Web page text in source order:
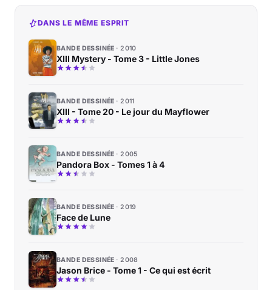
DANS LE MÊME ESPRIT
BANDE DESSINÉE 2010
XIII Mystery - Tome 3 - Little Jones
BANDE DESSINÉE 2011
XIII - Tome 20 - Le jour du Mayflower
BANDE DESSINÉE 2005
Pandora Box - Tomes 1 à 4
BANDE DESSINÉE 2019
Face de Lune
BANDE DESSINÉE 2008
Jason Brice - Tome 1 - Ce qui est écrit